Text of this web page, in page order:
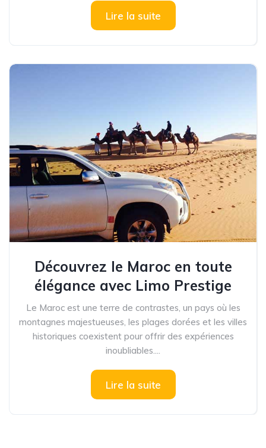
Lire la suite
Découvrez le Maroc en toute
élégance avec Limo Prestige
Le Maroc est une terre de contrastes, un pays où les
montagnes majestueuses, les plages dorées et les villes
historiques coexistent pour offrir des expériences
inoubliables....
Lire la suite